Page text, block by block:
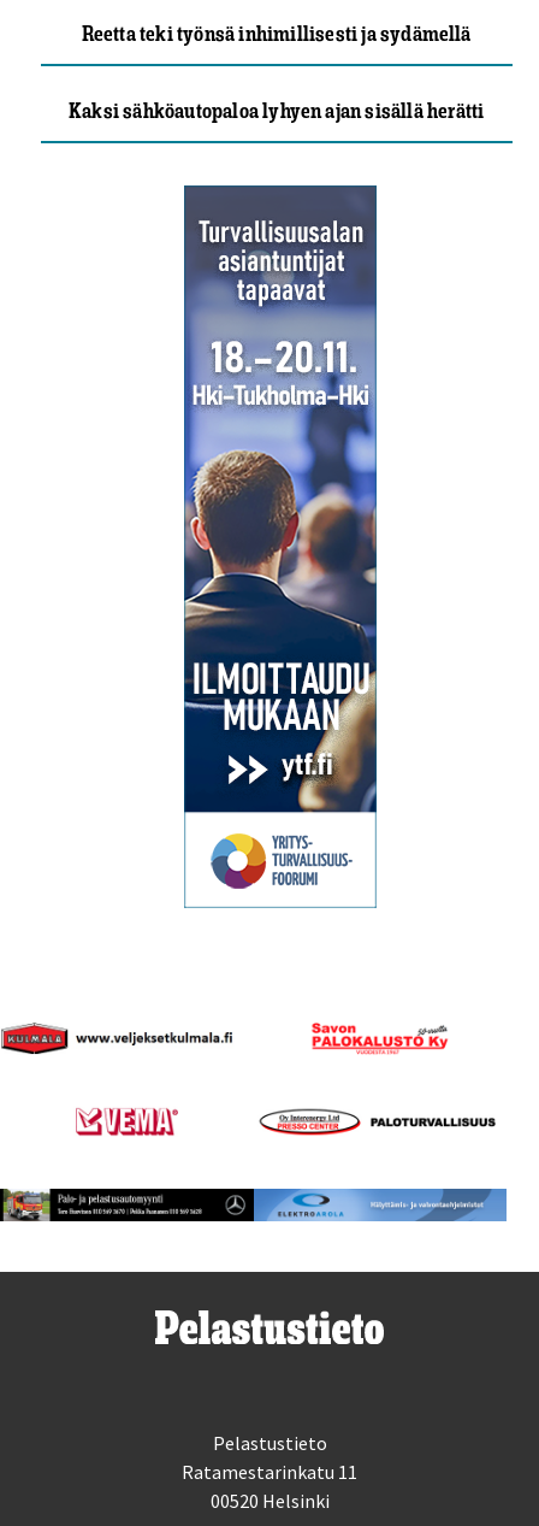
Reetta teki työnsä inhimillisesti ja sydämellä
Kaksi sähköautopaloa lyhyen ajan sisällä herätti
Pelastustieto
Ratamestarinkatu 11
00520 Helsinki